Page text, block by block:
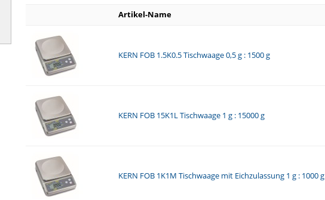
Artikel-Name
KERN FOB 1.5K0.5 Tischwaage 0,5 g : 1500 g
KERN FOB 15K1L Tischwaage 1 g : 15000 g
KERN FOB 1K1M Tischwaage mit Eichzulassung 1 g : 1000 g